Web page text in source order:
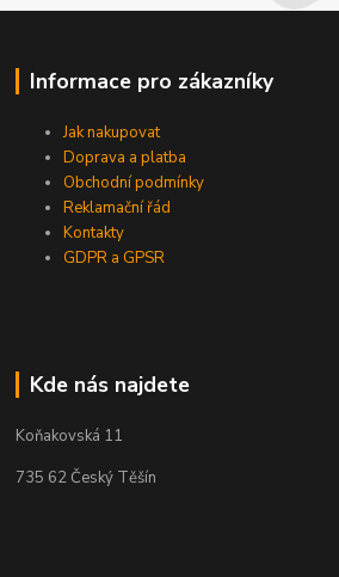
Informace pro zákazníky
Jak nakupovat
Doprava a platba
Obchodní podmínky
Reklamační řád
Kontakty
GDPR a GPSR
Kde nás najdete
Koňakovská 11
735 62 Český Těšín